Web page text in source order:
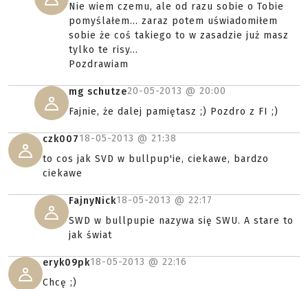
Nie wiem czemu, ale od razu sobie o Tobie
pomyślałem... zaraz potem uświadomiłem
sobie że coś takiego to w zasadzie już masz
tylko te risy...
Pozdrawiam
mg schutze20-05-2013 @ 20:00
Fajnie, że dalej pamiętasz ;) Pozdro z FI ;)
czk00718-05-2013 @ 21:38
to cos jak SVD w bullpup'ie, ciekawe, bardzo
ciekawe
FajnyNick18-05-2013 @ 22:17
SWD w bullpupie nazywa się SWU. A stare to
jak świat
eryk09pk18-05-2013 @ 22:16
Chcę ;)